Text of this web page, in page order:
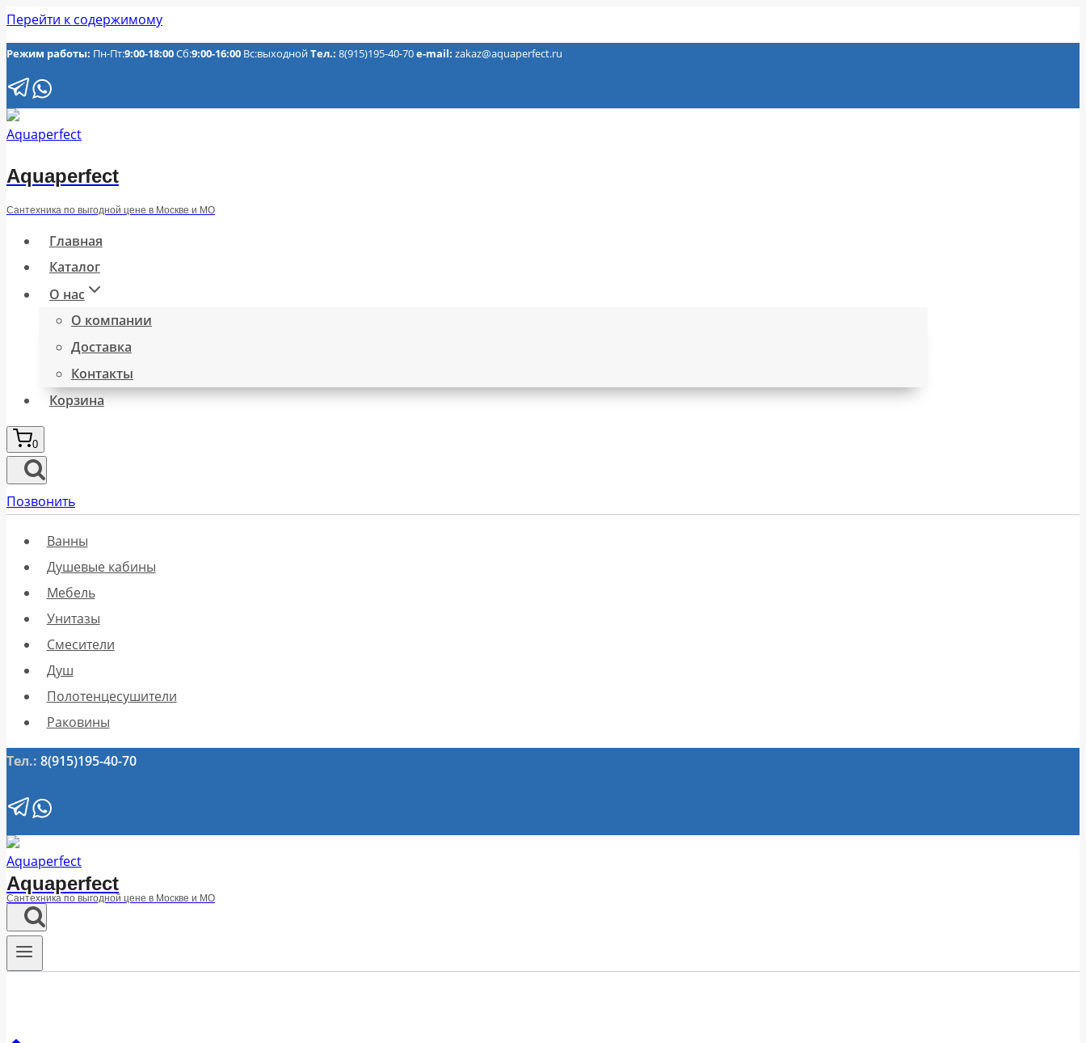
Перейти к содержимому
Режим работы: Пн-Пт:9:00-18:00Сб:9:00-16:00 Вс:выходнойТел.: 8(915)195-40-70e-mail: zakaz@aquaperfect.ru
Aquaperfect
Сантехника по выгодной цене в Москве и МО
Главная
Каталог
О нас
О компании
Доставка
Контакты
Корзина
0
Позвонить
Ванны
Душевые кабины
Мебель
Унитазы
Смесители
Душ
Полотенцесушители
Раковины
Тел.: 8(915)195-40-70
Aquaperfect
Сантехника по выгодной цене в Москве и МО